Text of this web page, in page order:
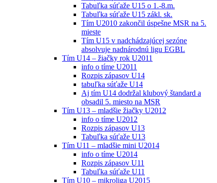
Tabuľka súťaže U15 o 1.-8.m.
Tabuľka súťaže U15 zákl. sk.
Tím U2010 zakončil úspešne MSR na 5.
mieste
Tím U15 v nadchádzajúcej sezóne
absolvuje nadnárodnú ligu EGBL
Tím U14 – žiačky rok U2011
info o tíme U2011
Rozpis zápasov U14
tabuľka súťaže U14
Aj tím U14 dodržal klubový štandard a
obsadil 5. miesto na MSR
Tím U13 – mladšie žiačky U2012
info o tíme U2012
Rozpis zápasov U13
Tabuľka súťaže U13
Tím U11 – mladšie mini U2014
info o tíme U2014
Rozpis zápasov U11
Tabuľka súťaže U11
Tím U10 – mikroliga U2015